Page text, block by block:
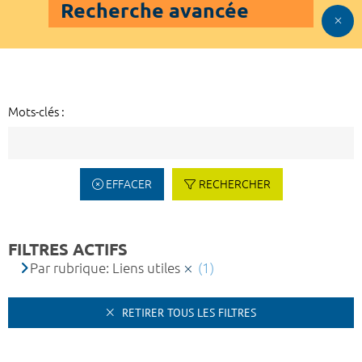
Recherche avancée
Mots-clés :
EFFACER RECHERCHER
FILTRES ACTIFS
Par rubrique: Liens utiles (1)
RETIRER TOUS LES FILTRES